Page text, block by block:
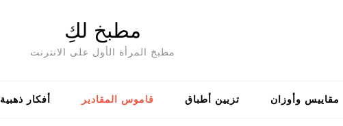
مطبخ لكِ
مطبخ المرأة الأول على الانترنت
مقاييس وأوزان تزيين أطباق قاموس المقادير أفكار ذهبية